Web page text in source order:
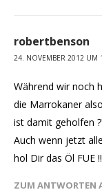
robertbenson
24. NOVEMBER 2012 UM
Während wir noch
die Marrokaner
ist damit geholfen
Auch wenn jetzt
hol Dir das Öl FUE
ZUM ANTWORTEN